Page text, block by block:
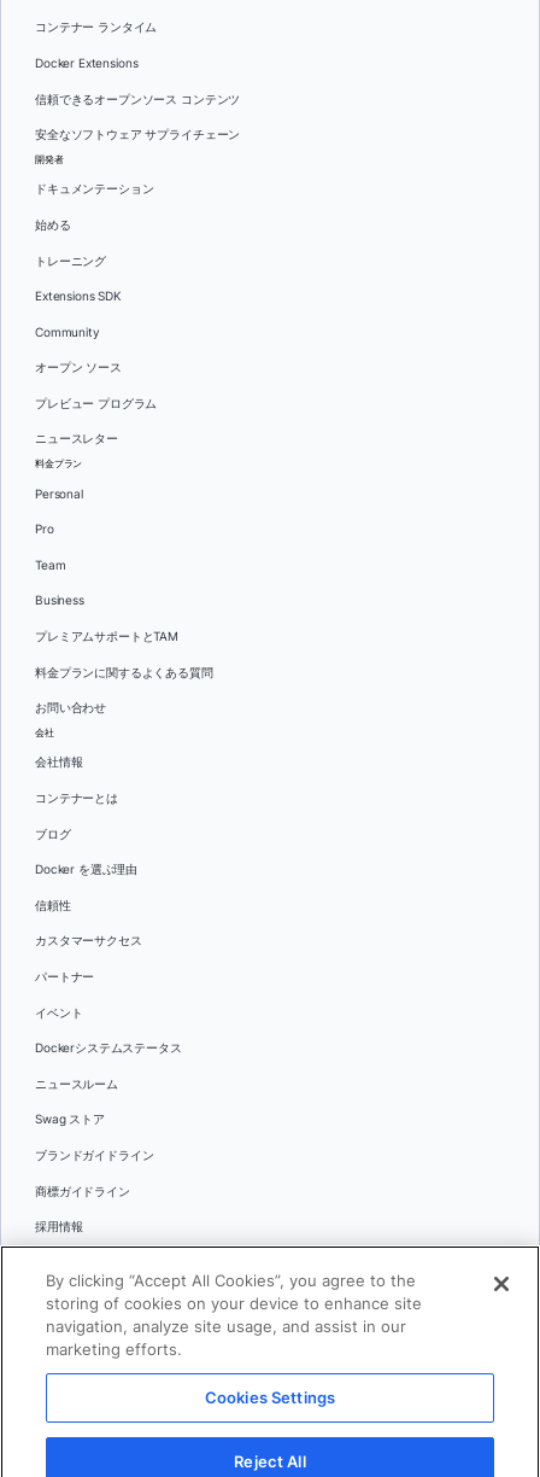
コンテナー ランタイム
Docker Extensions
信頼できるオープンソース コンテンツ
安全なソフトウェア サプライチェーン
開発者
ドキュメンテーション
始める
トレーニング
Extensions SDK
Community
オープン ソース
プレビュー プログラム
ニュースレター
料金プラン
Personal
Pro
Team
Business
プレミアムサポートとTAM
料金プランに関するよくある質問
お問い合わせ
会社
会社情報
コンテナーとは
ブログ
Docker を選ぶ理由
信頼性
カスタマーサクセス
パートナー
イベント
Dockerシステムステータス
ニュースルーム
Swag ストア
ブランドガイドライン
商標ガイドライン
採用情報
言語
日本語
© 2026 Docker Inc.全著作権所有
利用規約(英語)
プライバシー
By clicking “Accept All Cookies”, you agree to the
storing of cookies on your device to enhance site
navigation, analyze site usage, and assist in our
marketing efforts.
Cookies Settings
Reject All